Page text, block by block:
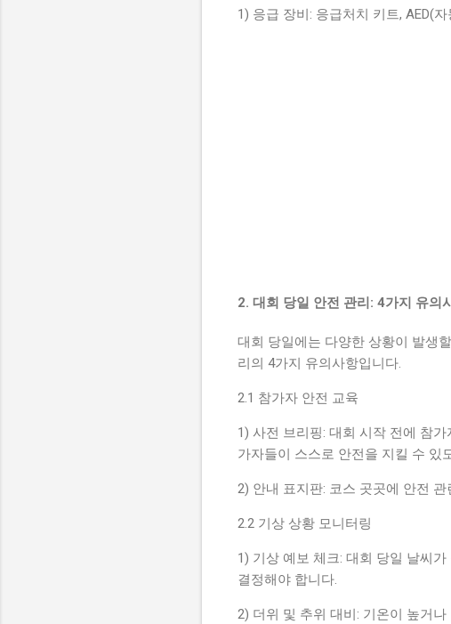
1) 응급 장비: 응급처치 키트, AED(
2. 대회 당일 안전 관리: 4가지 유의
대회 당일에는 다양한 상황이 발생
리의 4가지 유의사항입니다.
2.1 참가자 안전 교육
1) 사전 브리핑: 대회 시작 전에 참
가자들이 스스로 안전을 지킬 수 있
2) 안내 표지판: 코스 곳곳에 안전
2.2 기상 상황 모니터링
1) 기상 예보 체크: 대회 당일 날씨
결정해야 합니다.
2) 더위 및 추위 대비: 기온이 높거